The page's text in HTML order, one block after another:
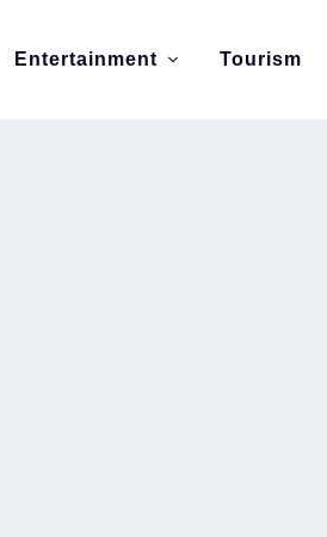
Entertainment Tourism